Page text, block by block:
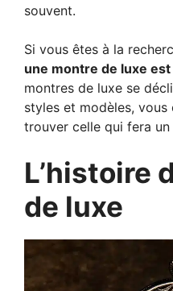
souvent.
Si vous êtes à la
une montre de luxe
montres de luxe se
styles et modèles,
trouver celle qui fera
L’histoire
de luxe